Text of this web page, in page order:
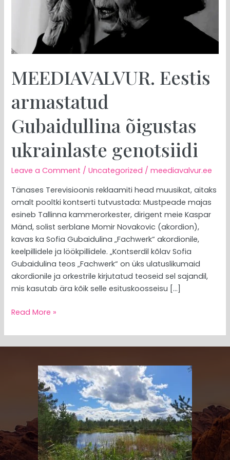
MEEDIAVALVUR. Eestis
armastatud
Gubaidullina õigustas
ukrainlaste genotsiidi
Leave a Comment /Uncategorized /meediavalvur.ee
Tänases Terevisioonis reklaamiti head muusikat, aitaks
omalt pooltki kontserti tutvustada: Mustpeade majas
esineb Tallinna kammerorkester, dirigent meie Kaspar
Mänd, solist serblane Momir Novakovic (akordion),
kavas ka Sofia Gubaidulina „Fachwerk“ akordionile,
keelpillidele ja löökpillidele. „Kontserdil kõlav Sofia
Gubaidulina teos „Fachwerk“ on üks ulatuslikumaid
akordionile ja orkestrile kirjutatud teoseid sel sajandil,
mis kasutab ära kõik selle esituskoosseisu […]
Read More »